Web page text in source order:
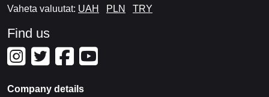
Vaheta valuutat: UAH PLN TRY
Find us
Company details